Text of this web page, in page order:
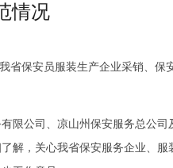
情况
省保安员服装生产企业采销、保
限公司、凉山州保安服务总公司
解，关心我省保安服务企业、服